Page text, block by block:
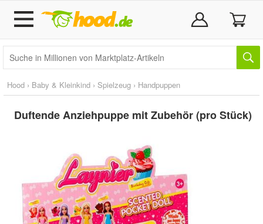
Hood › Baby & Kleinkind › Spielzeug › Handpuppen
Duftende Anziehpuppe mit Zubehör (pro Stück)